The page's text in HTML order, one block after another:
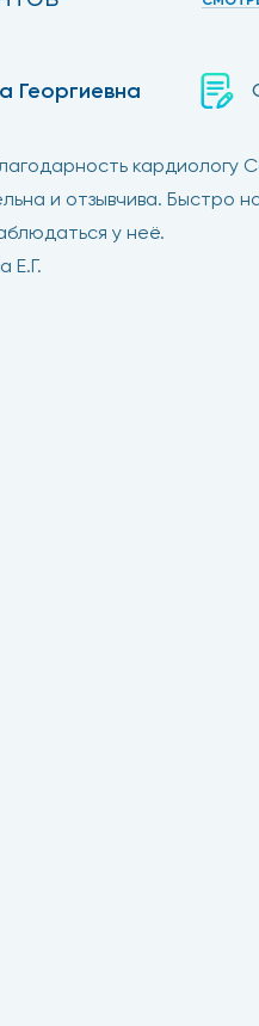
Георгиевна
кардиологу
и отзывчива. Быстро
у неё.
Е.Г.